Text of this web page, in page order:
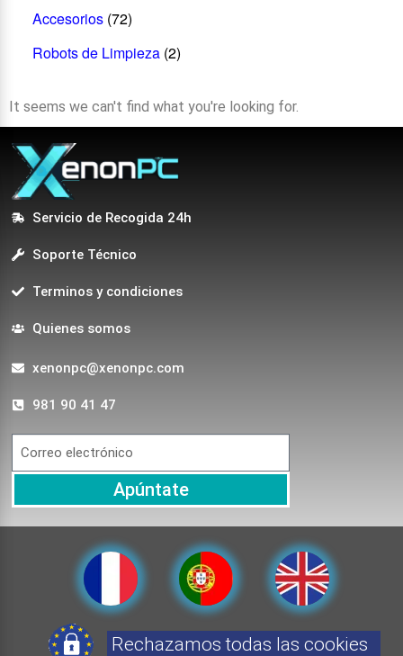
Accesorios (72)
Robots de Limpieza (2)
It seems we can't find what you're looking for.
Servicio de Recogida 24h
Soporte Técnico
Terminos y condiciones
Quienes somos
xenonpc@xenonpc.com
981 90 41 47
Apúntate
Rechazamos todas las cookies